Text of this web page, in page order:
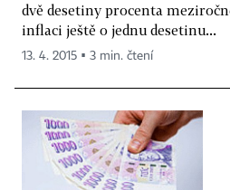
dvě desetiny procenta
inflaci ještě o jednu desetinu...
13. 4. 2015 ▪ 3 min. čtení